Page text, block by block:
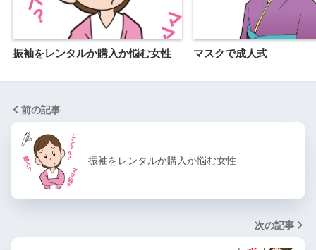
振袖をレンタルか購入か悩む女性 マスクで成人式
前の記事
振袖をレンタルか購入か悩む女性
次の記事